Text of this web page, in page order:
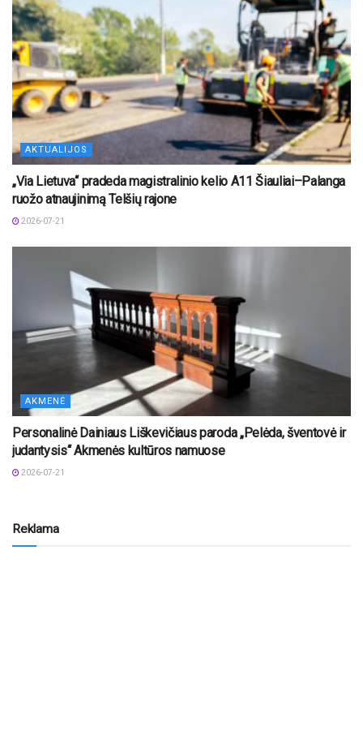
AKTUALIJOS
„Via Lietuva“ pradeda magistralinio kelio A11 Šiauliai–Palanga
ruožo atnaujinimą Telšių rajone
2026-07-21
AKMENĖ
Personalinė Dainiaus Liškevičiaus paroda „Pelėda, šventovė ir
judantysis“ Akmenės kultūros namuose
2026-07-21
Reklama